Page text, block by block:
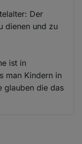
Der
dienen und zu
ist in
man Kindern in
glauben die das